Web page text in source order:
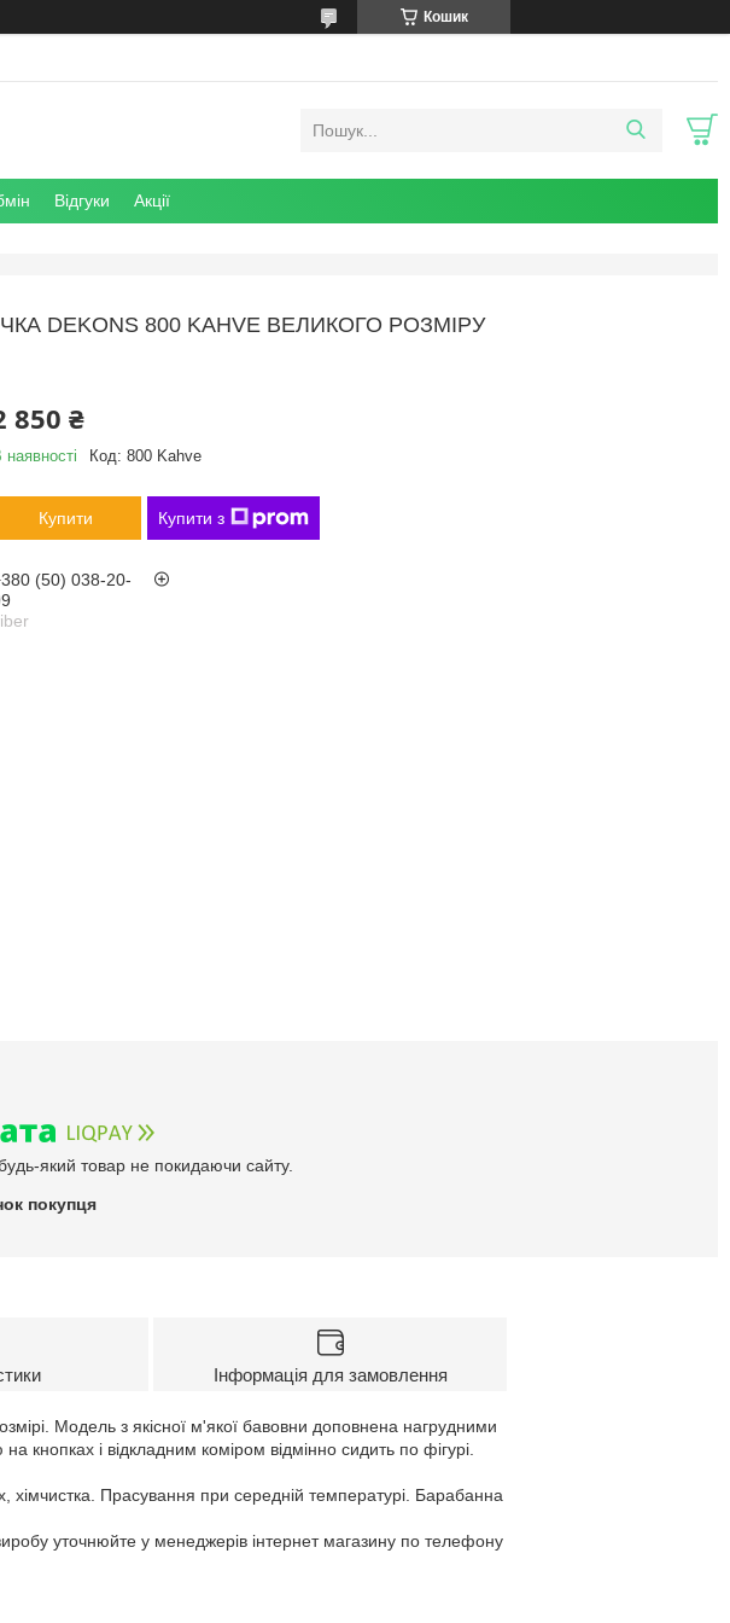
Кошик
Відгуки Акції
DEKONS 800 KAHVE ВЕЛИКОГО РОЗМІРУ
850 ₴
наявності Код: 800 Kahve
Купити Купити з
(50) 038-20-
який товар не покидаючи сайту.
покупця
Інформація для замовлення
Модель з якісної м'якої бавовни доповнена нагрудними
і відкладним коміром відмінно сидить по фігурі.
Прасування при середній температурі. Барабанна
уточнюйте у менеджерів інтернет магазину по телефону